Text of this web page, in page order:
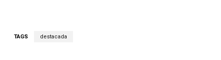
TAGS destacada